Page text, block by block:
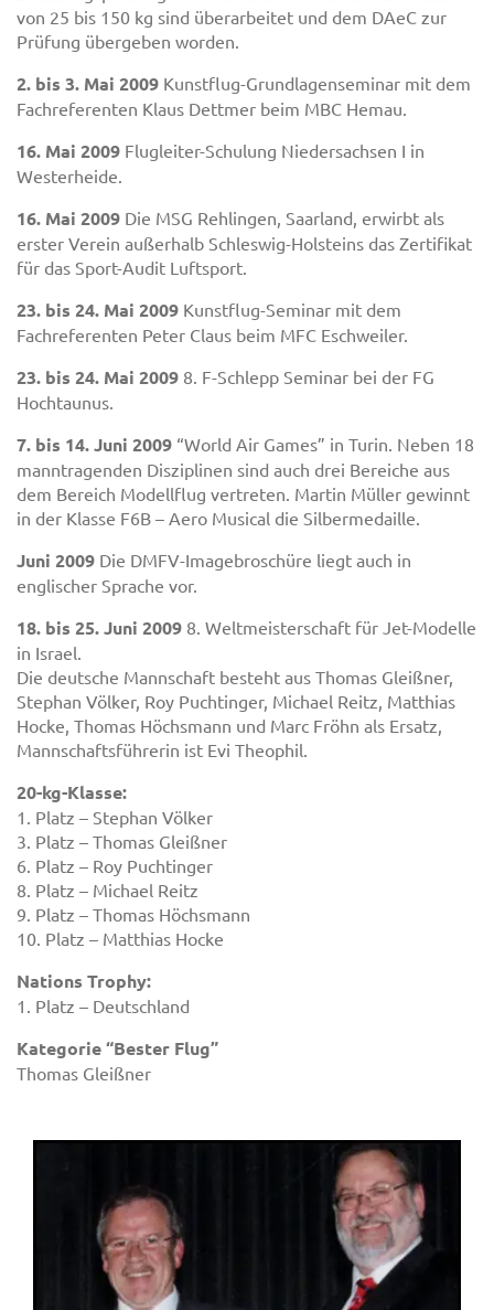
von 25 bis 150 kg sind überarbeitet und dem DAeC zur
Prüfung übergeben worden.
2. bis 3. Mai 2009 Kunstflug-Grundlagenseminar mit dem
Fachreferenten Klaus Dettmer beim MBC Hemau.
16. Mai 2009 Flugleiter-Schulung Niedersachsen I in
Westerheide.
16. Mai 2009 Die MSG Rehlingen, Saarland, erwirbt als
erster Verein außerhalb Schleswig-Holsteins das Zertifikat
für das Sport-Audit Luftsport.
23. bis 24. Mai 2009 Kunstflug-Seminar mit dem
Fachreferenten Peter Claus beim MFC Eschweiler.
23. bis 24. Mai 2009 8. F-Schlepp Seminar bei der FG
Hochtaunus.
7. bis 14. Juni 2009 “World Air Games” in Turin. Neben 18
manntragenden Disziplinen sind auch drei Bereiche aus
dem Bereich Modellflug vertreten. Martin Müller gewinnt
in der Klasse F6B – Aero Musical die Silbermedaille.
Juni 2009 Die DMFV-Imagebroschüre liegt auch in
englischer Sprache vor.
18. bis 25. Juni 2009 8. Weltmeisterschaft für Jet-Modelle
in Israel.
Die deutsche Mannschaft besteht aus Thomas Gleißner,
Stephan Völker, Roy Puchtinger, Michael Reitz, Matthias
Hocke, Thomas Höchsmann und Marc Fröhn als Ersatz,
Mannschaftsführerin ist Evi Theophil.
20-kg-Klasse:
1. Platz – Stephan Völker
3. Platz – Thomas Gleißner
6. Platz – Roy Puchtinger
8. Platz – Michael Reitz
9. Platz – Thomas Höchsmann
10. Platz – Matthias Hocke
Nations Trophy:
1. Platz – Deutschland
Kategorie “Bester Flug”
Thomas Gleißner